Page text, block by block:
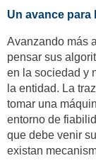
Un avance para
Avanzando más
pensar sus
en la sociedad y
la entidad. La
tomar una
entorno de
que debe venir
existan